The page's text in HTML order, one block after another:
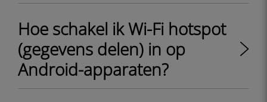
Hoe schakel ik Wi-Fi hotspot
(gegevens delen) in op
Android-apparaten?